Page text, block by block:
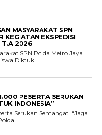
MASYARAKAT SPN
KEGIATAN EKSPEDISI
T.A 2026
SPN Polda Metro Jaya
Diktuk...
PESERTA SERUKAN
INDONESIA”
Serukan Semangat “Jaga
- Polda...